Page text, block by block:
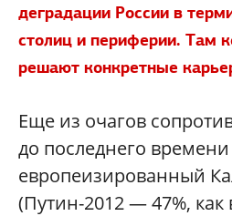
деградации России в
столиц и периферии. Там
решают конкретные
Еще из очагов
до последнего времени
европеизированный
(Путин-2012 — 47%, как